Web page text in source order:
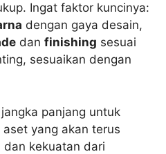
Ingat faktor kuncinya:
dengan gaya desain,
dan finishing sesuai
sesuaikan dengan
panjang untuk
yang akan terus
dan kekuatan dari